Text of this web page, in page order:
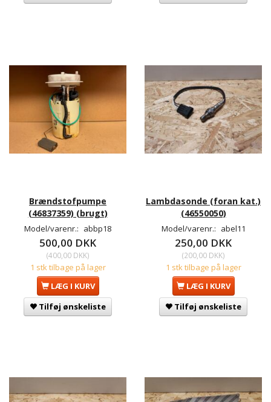
Brændstofpumpe
(46837359) (brugt)
Model/varenr.: abbp18
500,00 DKK
(400,00 DKK)
1 stk tilbage på lager
LÆG I KURV
Tilføj ønskeliste
Lambdasonde (foran kat.)
(46550050)
Model/varenr.: abel11
250,00 DKK
(200,00 DKK)
1 stk tilbage på lager
LÆG I KURV
Tilføj ønskeliste